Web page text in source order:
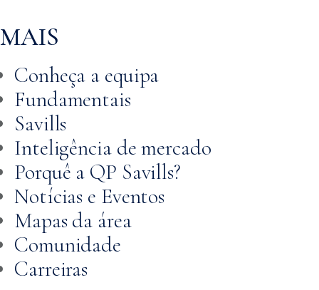
MAIS
Conheça a equipa
Fundamentais
Savills
Inteligência de mercado
Porquê a QP Savills?
Notícias e Eventos
Mapas da área
Comunidade
Carreiras